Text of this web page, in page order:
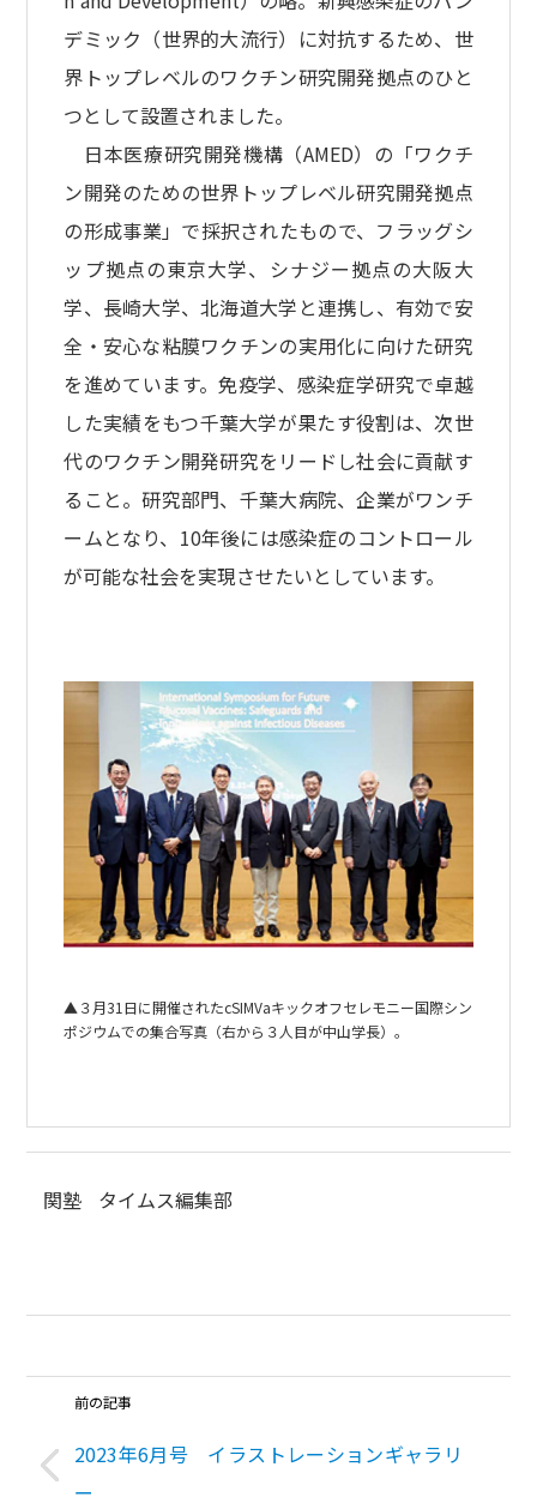
デミック（世界的大流行）に対抗するため、世
界トップレベルのワクチン研究開発拠点のひと
つとして設置されました。
⽇本医療研究開発機構（AMED）の「ワクチ
ン開発のための世界トップレベル研究開発拠点
の形成事業」で採択されたもので、フラッグシ
ップ拠点の東京大学、シナジー拠点の大阪大
学、長崎大学、北海道大学と連携し、有効で安
全・安心な粘膜ワクチンの実用化に向けた研究
を進めています。免疫学、感染症学研究で卓越
した実績をもつ千葉大学が果たす役割は、次世
代のワクチン開発研究をリードし社会に貢献す
ること。研究部門、千葉大病院、企業がワンチ
ームとなり、10年後には感染症のコントロール
が可能な社会を実現させたいとしています。
▲３月31日に開催されたcSIMVaキックオフセレモニー国際シン
ポジウムでの集合写真（右から３人目が中山学長）。
関塾 タイムス編集部
前の記事
2023年6月号 イラストレーションギャラリ
ー